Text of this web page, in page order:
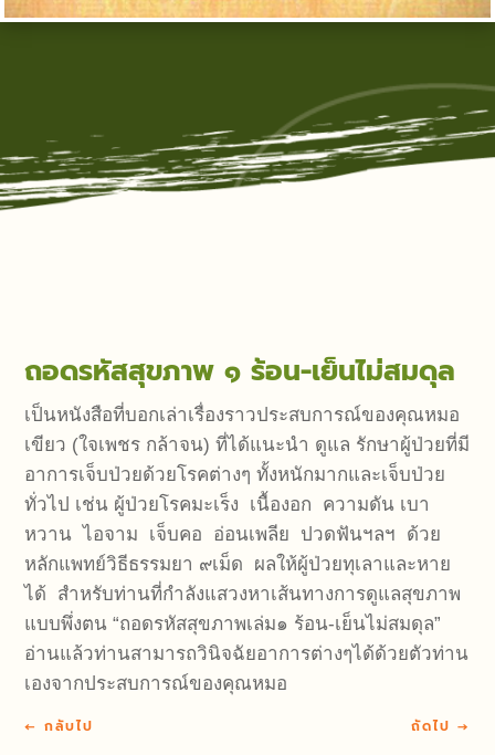
ถอดรหัสสุขภาพ ๑ ร้อน-เย็นไม่สมดุล
เป็นหนังสือที่บอกเล่าเรื่องราวประสบการณ์ของคุณหมอ
เขียว (ใจเพชร กล้าจน) ที่ได้แนะนำ ดูแล รักษาผู้ป่วยที่มี
อาการเจ็บป่วยด้วยโรคต่างๆ ทั้งหนักมากและเจ็บป่วย
ทั่วไป เช่น ผู้ป่วยโรคมะเร็ง เนื้องอก ความดัน เบา
หวาน ไอจาม เจ็บคอ อ่อนเพลีย ปวดฟันฯลฯ ด้วย
หลักแพทย์วิธีธรรมยา ๙เม็ด ผลให้ผู้ป่วยทุเลาและหาย
ได้ สำหรับท่านที่กำลังแสวงหาเส้นทางการดูแลสุขภาพ
แบบพึ่งตน “ถอดรหัสสุขภาพเล่ม๑ ร้อน-เย็นไม่สมดุล”
อ่านแล้วท่านสามารถวินิจฉัยอาการต่างๆได้ด้วยตัวท่าน
เองจากประสบการณ์ของคุณหมอ
←กลับไป ถัดไป →